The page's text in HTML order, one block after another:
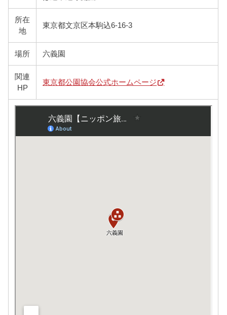
所在
地
東京都文京区本駒込6-16-3
場所 六義園
関連
HP
東京都公園協会公式ホームページ